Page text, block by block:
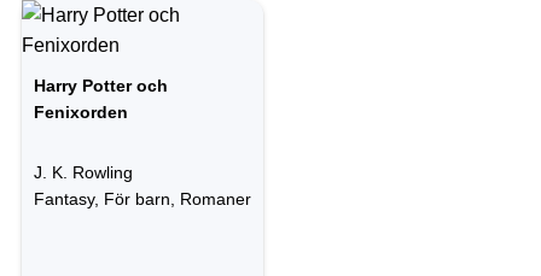
Harry Potter och
Fenixorden
J. K. Rowling
Fantasy, För barn, Romaner